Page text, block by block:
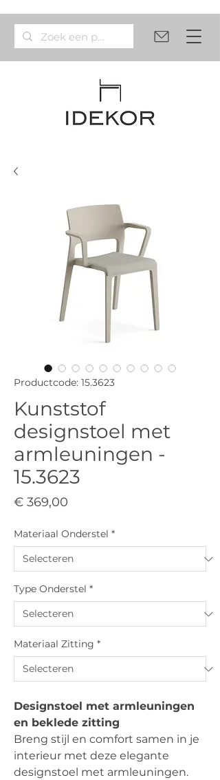
Productcode: 15.3623
Kunststof
designstoel met
armleuningen -
15.3623
€ 369,00
Materiaal Onderstel *
Type Onderstel *
Materiaal Zitting *
Designstoel met armleuningen
en beklede zitting
Breng stijl en comfort samen in je
interieur met deze elegante
designstoel met armleuningen.